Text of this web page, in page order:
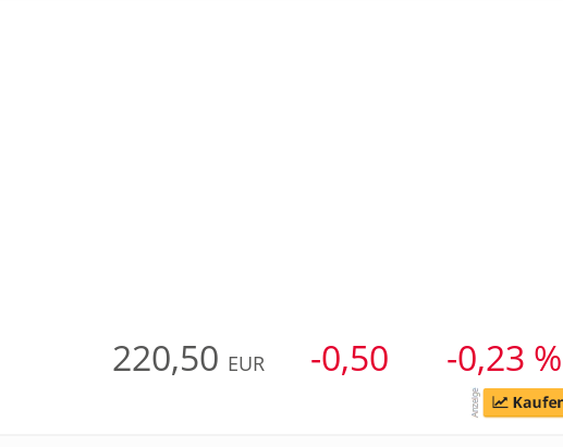
220,50 EUR -0,50 -0,23 %